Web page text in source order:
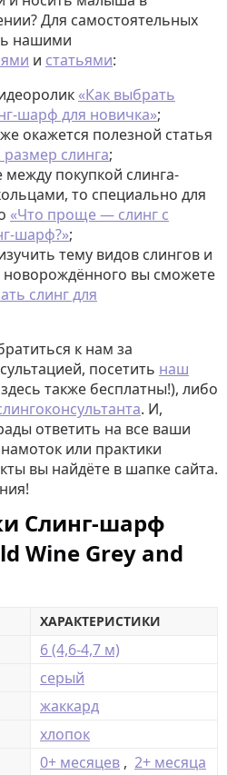
Для самостоятельных
нашими
и статьями:
«Как выбрать
шарф для новичка»;
окажется полезной статья
слинга;
покупкой слинга-
то специально для
«Что проще — слинг с
шарф?»;
тему видов слингов и
новорождённого вы сможете
слинг для
к нам за
посетить наш
также бесплатны!), либо
. И,
ответить на все ваши
или практики
вы найдёте в шапке сайта.
Слинг-шарф
Wine Grey and
ХАРАКТЕРИСТИКИ
6 (4,6-4,7 м)
серый
жаккард
хлопок
0+ месяцев , 2+ месяца